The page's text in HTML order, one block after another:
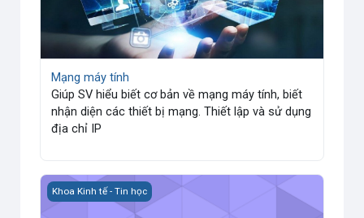
Mạng máy tính
Giúp SV hiểu biết cơ bản về mạng máy tính, biết
nhận diện các thiết bị mạng. Thiết lập và sử dụng
địa chỉ IP
Xử lý bảng tính với MS Excel
Khoa Kinh tế - Tin học